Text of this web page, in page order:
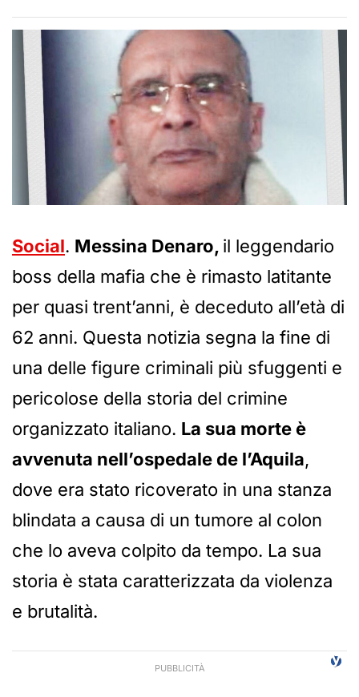
Social. Messina Denaro, il leggendario
boss della mafia che è rimasto latitante
per quasi trent’anni, è deceduto all’età di
62 anni. Questa notizia segna la fine di
una delle figure criminali più sfuggenti e
pericolose della storia del crimine
organizzato italiano. La sua morte è
avvenuta nell’ospedale de l’Aquila,
dove era stato ricoverato in una stanza
blindata a causa di un tumore al colon
che lo aveva colpito da tempo. La sua
storia è stata caratterizzata da violenza
e brutalità.